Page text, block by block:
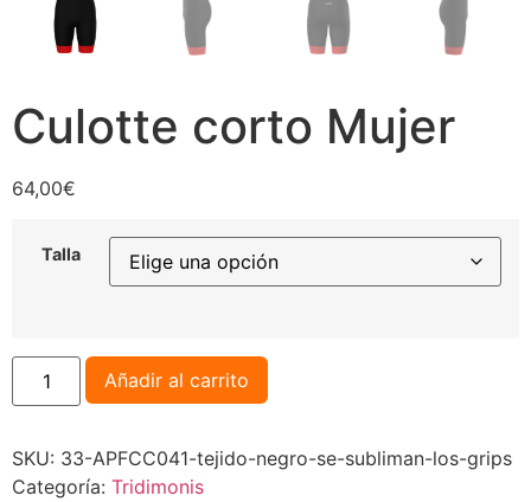
Culotte corto Mujer
64,00€
Talla
Añadir al carrito
SKU: 33-APFCC041-tejido-negro-se-subliman-los-grips
Categoría: Tridimonis